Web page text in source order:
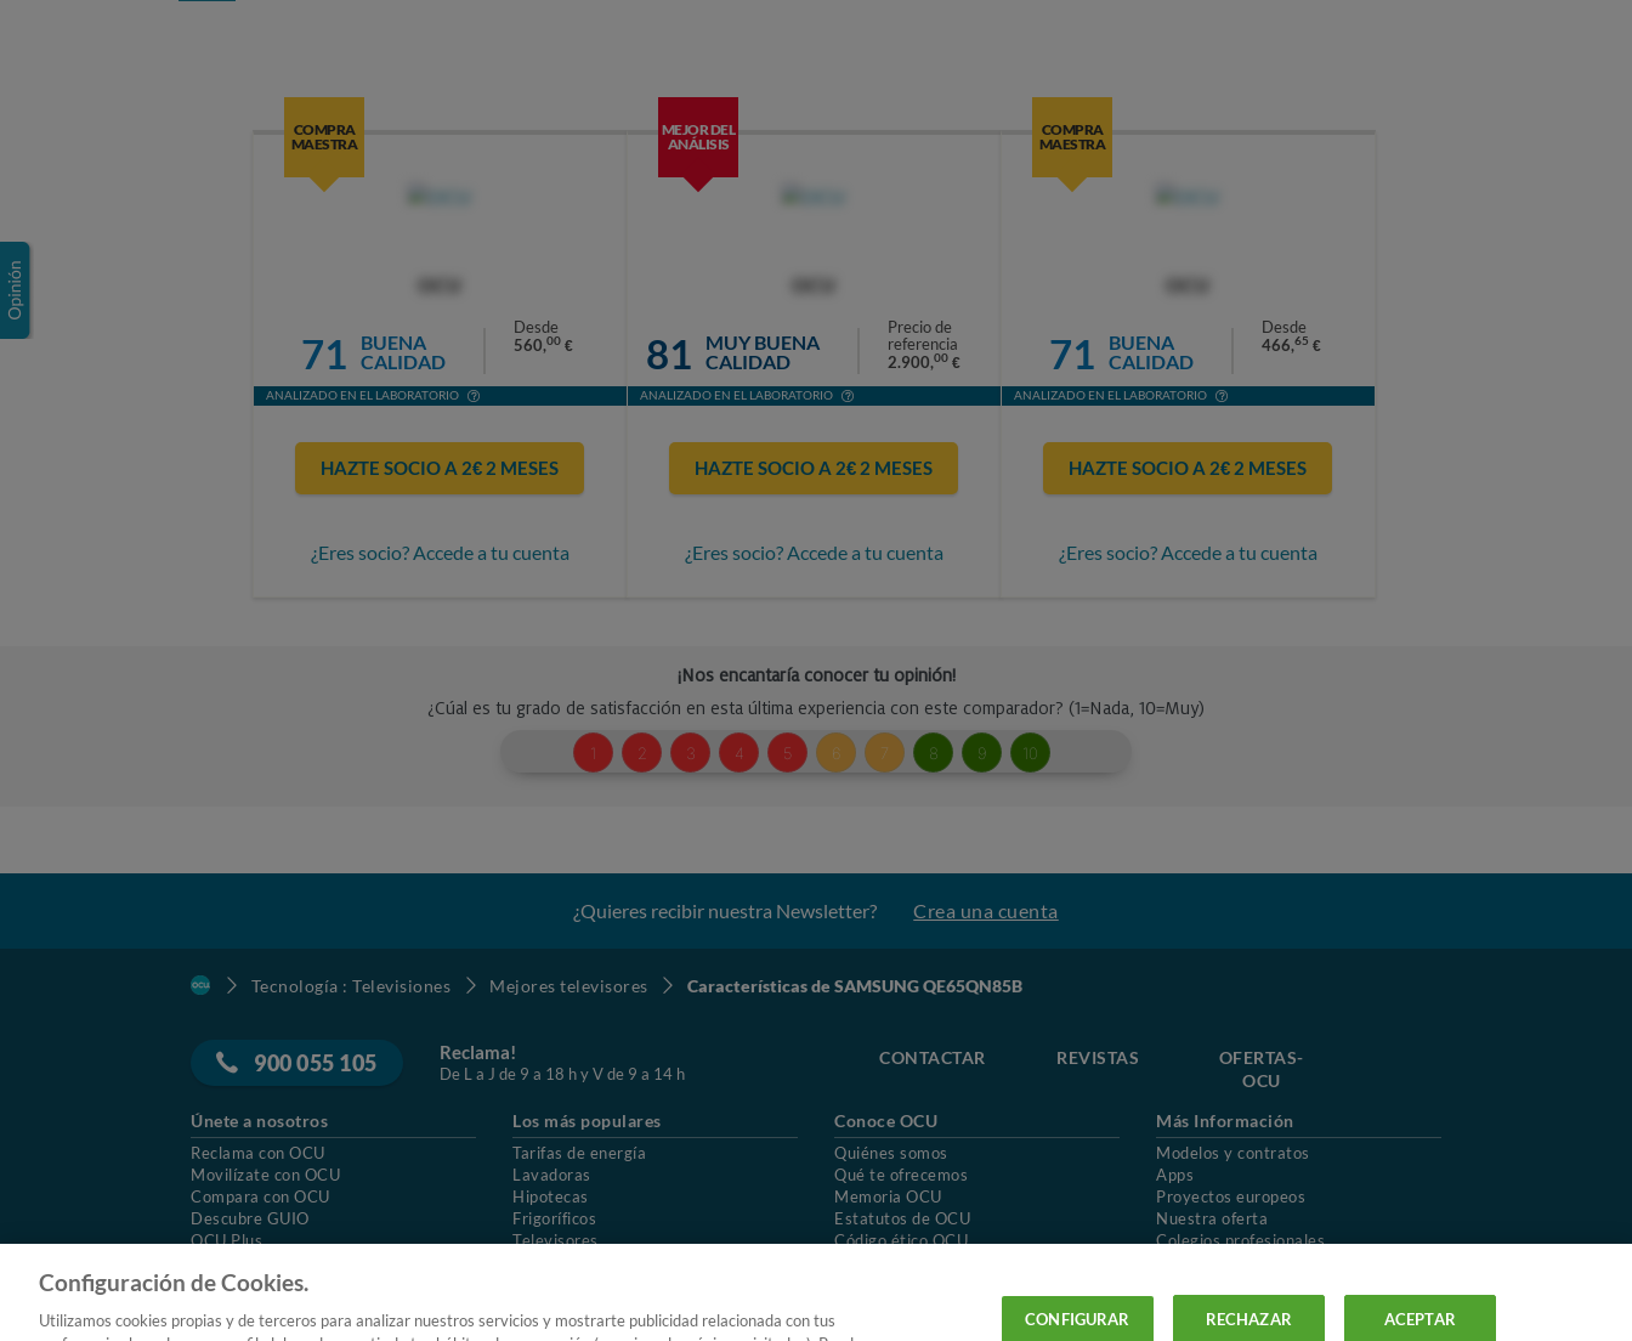
COMPRA
MAESTRA
71
BUENA
CALIDAD
Desde
560,00 €
ANALIZADO EN EL LABORATORIO
HAZTE SOCIO A 2€ 2 MESES
¿Eres socio? Accede a tu cuenta
MEJOR DEL
ANÁLISIS
81
MUY BUENA
CALIDAD
Precio de
referencia
2.900,00 €
ANALIZADO EN EL LABORATORIO
HAZTE SOCIO A 2€ 2 MESES
¿Eres socio? Accede a tu cuenta
COMPRA
MAESTRA
71
BUENA
CALIDAD
Desde
466,65 €
ANALIZADO EN EL LABORATORIO
HAZTE SOCIO A 2€ 2 MESES
¿Eres socio? Accede a tu cuenta
¿Quieres recibir nuestra Newsletter? Crea una cuenta
Tecnología : Televisiones Mejores televisores Características de SAMSUNG QE65QN85B
900 055 105 Reclama!
De L a J de 9 a 18 h y V de 9 a 14 h
CONTACTAR REVISTAS
OFERTAS-
OCU
Únete a nosotros
Reclama con OCU
Movilízate con OCU
Compara con OCU
Descubre GUIO
OCU Plus
Los más populares
Tarifas de energía
Lavadoras
Hipotecas
Frigoríficos
Televisores
Conoce OCU
Quiénes somos
Qué te ofrecemos
Memoria OCU
Estatutos de OCU
Código ético OCU
Más Información
Modelos y contratos
Apps
Proyectos europeos
Nuestra oferta
Colegios profesionales
Uso del nombre y de los signos de OCU
Aviso Legal
Política de cookies
Configuración de Cookies.
Utilizamos cookies propias y de terceros para analizar nuestros servicios y mostrarte publicidad relacionada con tus
CONFIGURAR RECHAZAR ACEPTAR